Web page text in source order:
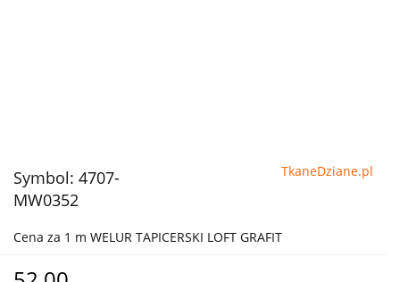
Symbol: 4707-
MW0352
TkaneDziane.pl
Cena za 1 m WELUR TAPICERSKI LOFT GRAFIT